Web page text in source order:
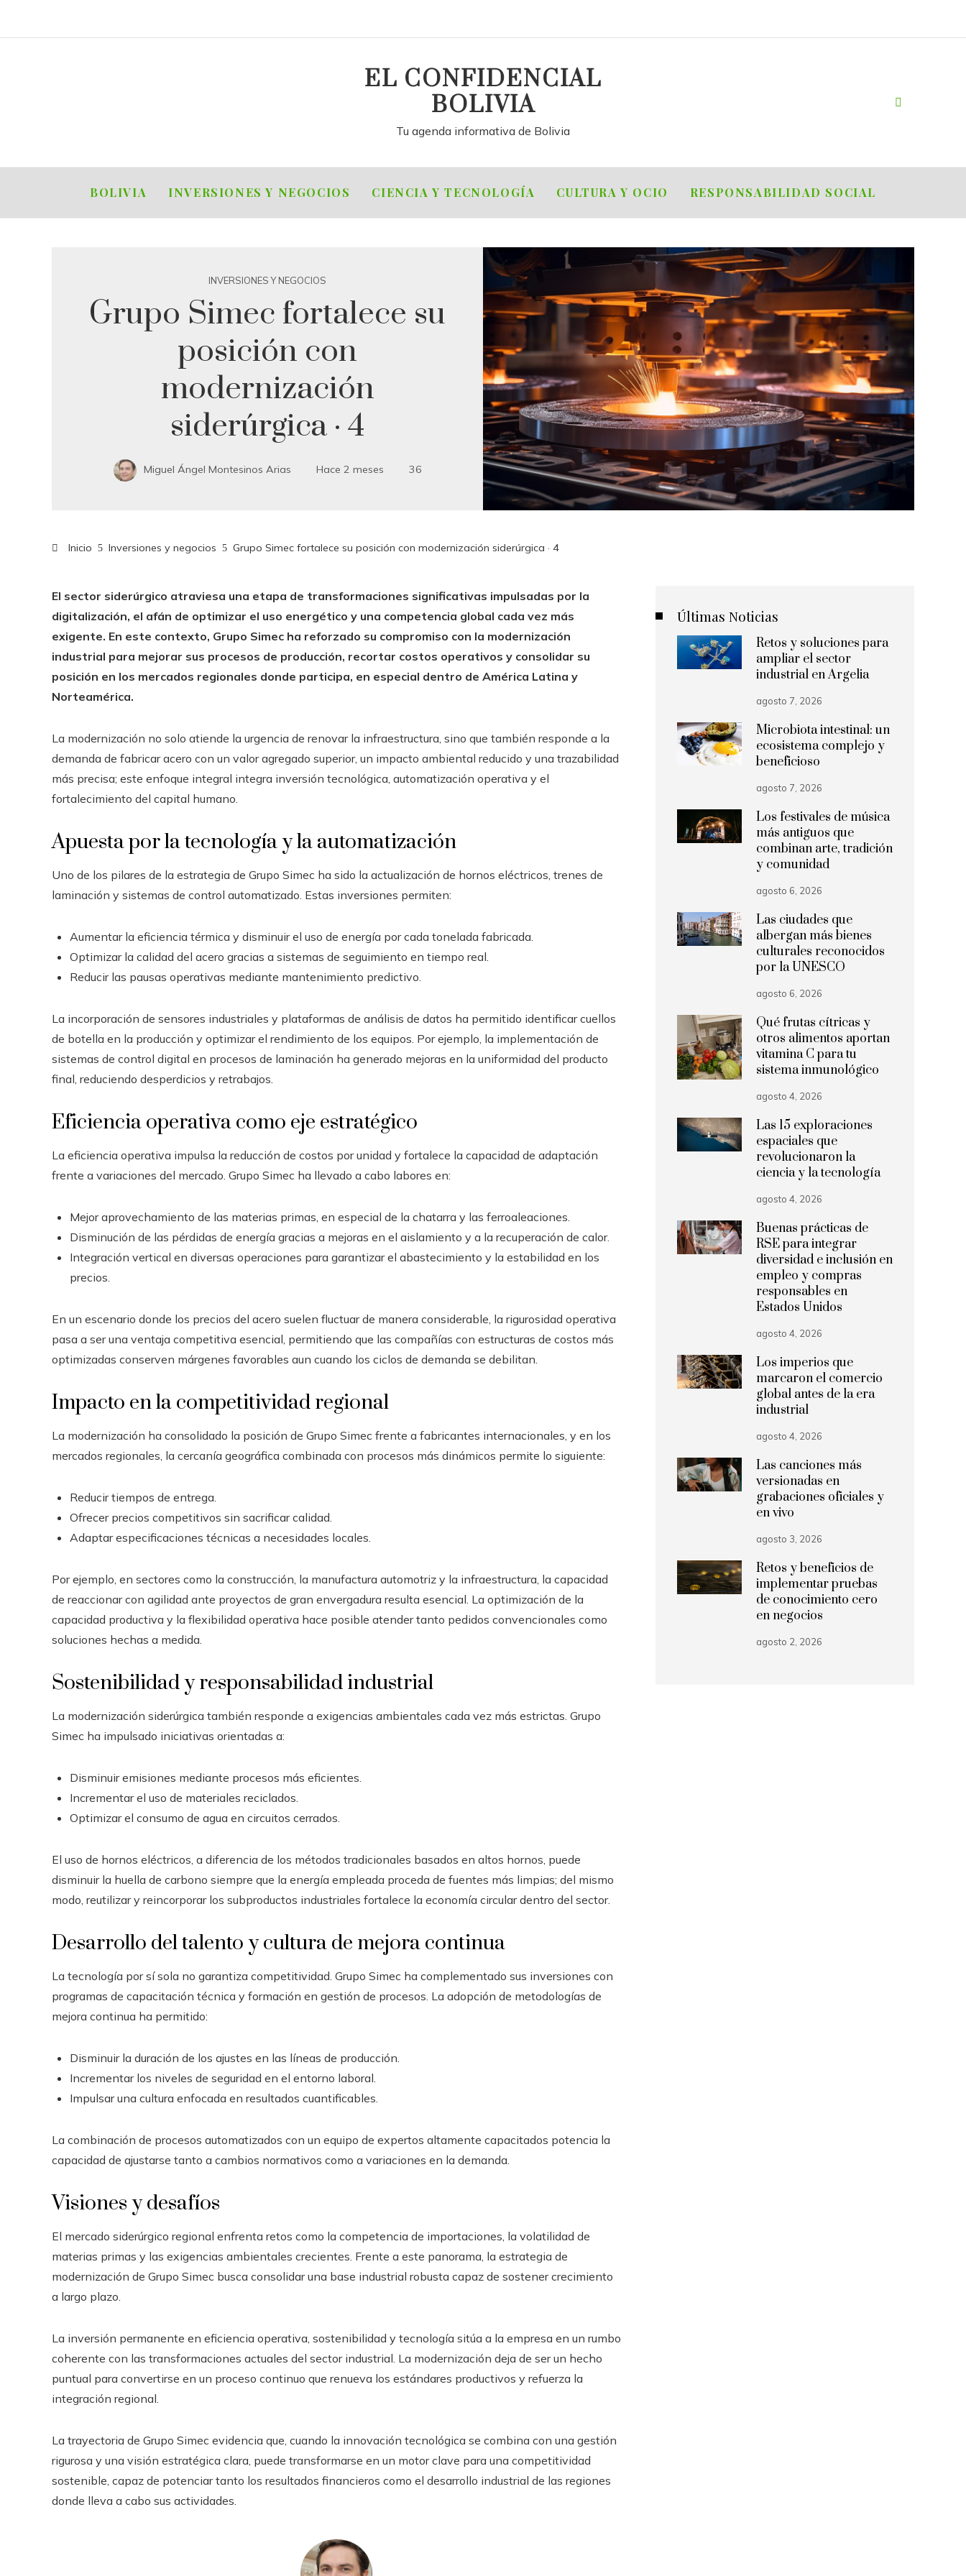
EL CONFIDENCIAL
BOLIVIA
Tu agenda informativa de Bolivia
BOLIVIA INVERSIONES Y NEGOCIOS CIENCIA Y TECNOLOGÍA CULTURA Y OCIO RESPONSABILIDAD SOCIAL
INVERSIONES Y NEGOCIOS
Grupo Simec fortalece su
posición con
modernización
siderúrgica · 4
Miguel Ángel Montesinos Arias Hace 2 meses 36
Inicio Inversiones y negocios Grupo Simec fortalece su posición con modernización siderúrgica · 4
El sector siderúrgico atraviesa una etapa de transformaciones significativas impulsadas por la
digitalización, el afán de optimizar el uso energético y una competencia global cada vez más
exigente. En este contexto, Grupo Simec ha reforzado su compromiso con la modernización
industrial para mejorar sus procesos de producción, recortar costos operativos y consolidar su
posición en los mercados regionales donde participa, en especial dentro de América Latina y
Norteamérica.
La modernización no solo atiende la urgencia de renovar la infraestructura, sino que también responde a la
demanda de fabricar acero con un valor agregado superior, un impacto ambiental reducido y una trazabilidad
más precisa; este enfoque integral integra inversión tecnológica, automatización operativa y el
fortalecimiento del capital humano.
Apuesta por la tecnología y la automatización
Uno de los pilares de la estrategia de Grupo Simec ha sido la actualización de hornos eléctricos, trenes de
laminación y sistemas de control automatizado. Estas inversiones permiten:
Aumentar la eficiencia térmica y disminuir el uso de energía por cada tonelada fabricada.
Optimizar la calidad del acero gracias a sistemas de seguimiento en tiempo real.
Reducir las pausas operativas mediante mantenimiento predictivo.
La incorporación de sensores industriales y plataformas de análisis de datos ha permitido identificar cuellos
de botella en la producción y optimizar el rendimiento de los equipos. Por ejemplo, la implementación de
sistemas de control digital en procesos de laminación ha generado mejoras en la uniformidad del producto
final, reduciendo desperdicios y retrabajos.
Eficiencia operativa como eje estratégico
La eficiencia operativa impulsa la reducción de costos por unidad y fortalece la capacidad de adaptación
frente a variaciones del mercado. Grupo Simec ha llevado a cabo labores en:
Mejor aprovechamiento de las materias primas, en especial de la chatarra y las ferroaleaciones.
Disminución de las pérdidas de energía gracias a mejoras en el aislamiento y a la recuperación de calor.
Integración vertical en diversas operaciones para garantizar el abastecimiento y la estabilidad en los
precios.
En un escenario donde los precios del acero suelen fluctuar de manera considerable, la rigurosidad operativa
pasa a ser una ventaja competitiva esencial, permitiendo que las compañías con estructuras de costos más
optimizadas conserven márgenes favorables aun cuando los ciclos de demanda se debilitan.
Impacto en la competitividad regional
La modernización ha consolidado la posición de Grupo Simec frente a fabricantes internacionales, y en los
mercados regionales, la cercanía geográfica combinada con procesos más dinámicos permite lo siguiente:
Reducir tiempos de entrega.
Ofrecer precios competitivos sin sacrificar calidad.
Adaptar especificaciones técnicas a necesidades locales.
Por ejemplo, en sectores como la construcción, la manufactura automotriz y la infraestructura, la capacidad
de reaccionar con agilidad ante proyectos de gran envergadura resulta esencial. La optimización de la
capacidad productiva y la flexibilidad operativa hace posible atender tanto pedidos convencionales como
soluciones hechas a medida.
Sostenibilidad y responsabilidad industrial
La modernización siderúrgica también responde a exigencias ambientales cada vez más estrictas. Grupo
Simec ha impulsado iniciativas orientadas a:
Disminuir emisiones mediante procesos más eficientes.
Incrementar el uso de materiales reciclados.
Optimizar el consumo de agua en circuitos cerrados.
El uso de hornos eléctricos, a diferencia de los métodos tradicionales basados en altos hornos, puede
disminuir la huella de carbono siempre que la energía empleada proceda de fuentes más limpias; del mismo
modo, reutilizar y reincorporar los subproductos industriales fortalece la economía circular dentro del sector.
Desarrollo del talento y cultura de mejora continua
La tecnología por sí sola no garantiza competitividad. Grupo Simec ha complementado sus inversiones con
programas de capacitación técnica y formación en gestión de procesos. La adopción de metodologías de
mejora continua ha permitido:
Disminuir la duración de los ajustes en las líneas de producción.
Incrementar los niveles de seguridad en el entorno laboral.
Impulsar una cultura enfocada en resultados cuantificables.
La combinación de procesos automatizados con un equipo de expertos altamente capacitados potencia la
capacidad de ajustarse tanto a cambios normativos como a variaciones en la demanda.
Visiones y desafíos
El mercado siderúrgico regional enfrenta retos como la competencia de importaciones, la volatilidad de
materias primas y las exigencias ambientales crecientes. Frente a este panorama, la estrategia de
modernización de Grupo Simec busca consolidar una base industrial robusta capaz de sostener crecimiento
a largo plazo.
La inversión permanente en eficiencia operativa, sostenibilidad y tecnología sitúa a la empresa en un rumbo
coherente con las transformaciones actuales del sector industrial. La modernización deja de ser un hecho
puntual para convertirse en un proceso continuo que renueva los estándares productivos y refuerza la
integración regional.
La trayectoria de Grupo Simec evidencia que, cuando la innovación tecnológica se combina con una gestión
rigurosa y una visión estratégica clara, puede transformarse en un motor clave para una competitividad
sostenible, capaz de potenciar tanto los resultados financieros como el desarrollo industrial de las regiones
donde lleva a cabo sus actividades.
Últimas Noticias
Retos y soluciones para
ampliar el sector
industrial en Argelia
agosto 7, 2026
Microbiota intestinal: un
ecosistema complejo y
beneficioso
agosto 7, 2026
Los festivales de música
más antiguos que
combinan arte, tradición
y comunidad
agosto 6, 2026
Las ciudades que
albergan más bienes
culturales reconocidos
por la UNESCO
agosto 6, 2026
Qué frutas cítricas y
otros alimentos aportan
vitamina C para tu
sistema inmunológico
agosto 4, 2026
Las 15 exploraciones
espaciales que
revolucionaron la
ciencia y la tecnología
agosto 4, 2026
Buenas prácticas de
RSE para integrar
diversidad e inclusión en
empleo y compras
responsables en
Estados Unidos
agosto 4, 2026
Los imperios que
marcaron el comercio
global antes de la era
industrial
agosto 4, 2026
Las canciones más
versionadas en
grabaciones oficiales y
en vivo
agosto 3, 2026
Retos y beneficios de
implementar pruebas
de conocimiento cero
en negocios
agosto 2, 2026